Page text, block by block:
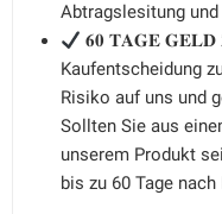
Abtragslesitung
𝟔𝟎 𝐓𝐀𝐆𝐄 𝐆𝐄𝐋𝐃
Kaufentscheidung
Risiko auf uns und
Sollten Sie aus
unserem Produkt
bis zu 60 Tage nach